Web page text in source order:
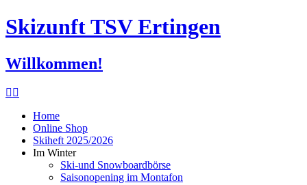
Skizunft TSV Ertingen
Willkommen!
Home
Online Shop
Skiheft 2025/2026
Im Winter
Ski-und Snowboardbörse
Saisonopening im Montafon